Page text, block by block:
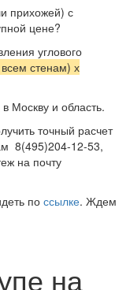
прихожей) с
цене?
углового
стенам) х
Москву и область.
точный расчет
8(495)204-12-53,
на почту
по ссылке. Ждем
на